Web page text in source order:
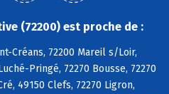
(72200) est proche de :
Créans, 72200 Mareil s/Loir,
Pringé, 72270 Bousse, 72270
49150 Clefs, 72270 Ligron,